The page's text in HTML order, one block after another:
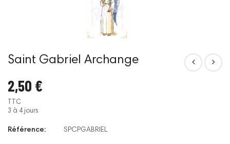
Saint Gabriel Archange
2,50 €
TTC
3 à 4 jours
Référence: SPCPGABRIEL